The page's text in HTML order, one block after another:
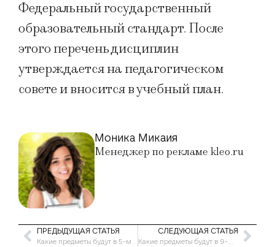
Федеральный государственный
образовательный стандарт. После
этого перечень дисциплин
утверждается на педагогическом
совете и вносится в учебный план.
Моника Микаия
Менеджер по рекламе kleo.ru
ПРЕДЫДУЩАЯ СТАТЬЯ
Какие предметы будут в 5-м классе в 2021-2022 учебных годах
СЛЕДУЮЩАЯ СТАТЬЯ
Какие предметы будут в 9-м классе в 2021-2022 учебных годах